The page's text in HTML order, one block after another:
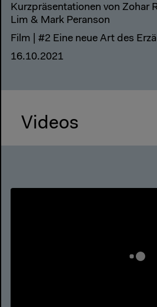
Kurzpräsentationen von Zohar
Lim & Mark Peranson
Film | #2 Eine neue Art des
16.10.2021
Videos